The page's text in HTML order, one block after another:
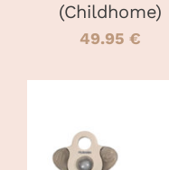
(Childhome)
49.95 €